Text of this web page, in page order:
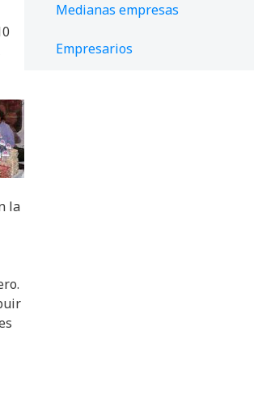
la
Medianas empresas
Empresarios